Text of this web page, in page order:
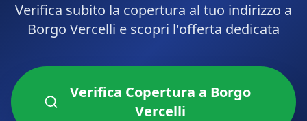
Verifica subito la copertura al tuo indirizzo a
Borgo Vercelli e scopri l'offerta dedicata
Verifica Copertura a Borgo
Vercelli